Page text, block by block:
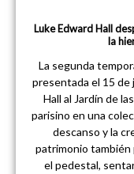
Luke Edward Hall
la
La segunda
presentada el 15 de
Hall al Jardín de
parisino en una
descanso y la
patrimonio también
el pedestal,